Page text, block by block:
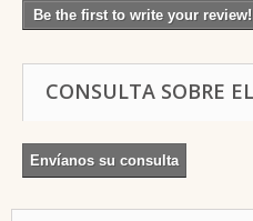
Be the first to write your review!
CONSULTA SOBRE
Envíanos su consulta